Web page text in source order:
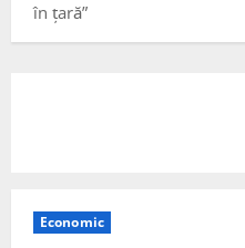
în ţară”
Economic